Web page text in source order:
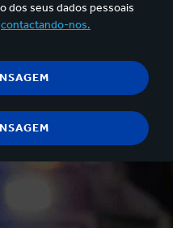
dos seus dados pessoais
contactando-nos.